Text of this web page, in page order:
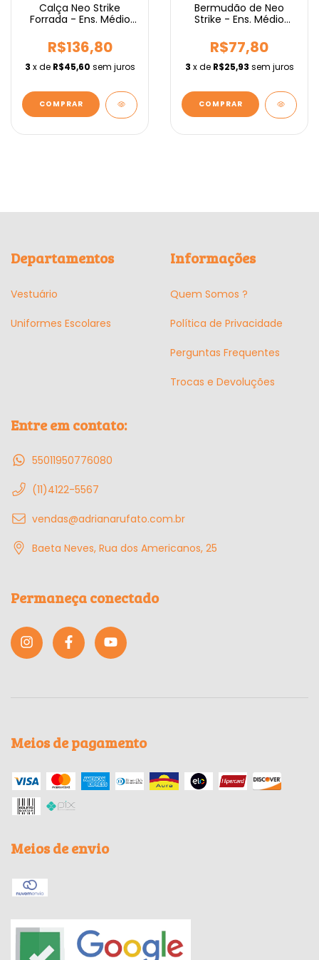
Calça Neo Strike
Forrada - Ens. Médio
R$136,80
3 x de R$45,60 sem juros
COMPRAR
Bermudão de Neo
Strike - Ens. Médio
R$77,80
3 x de R$25,93 sem juros
COMPRAR
Departamentos
Vestuário
Uniformes Escolares
Informações
Quem Somos ?
Política de Privacidade
Perguntas Frequentes
Trocas e Devoluções
Entre em contato:
55011950776080
(11)4122-5567
vendas@adrianarufato.com.br
Baeta Neves, Rua dos Americanos, 25
Permaneça conectado
Meios de pagamento
Meios de envio